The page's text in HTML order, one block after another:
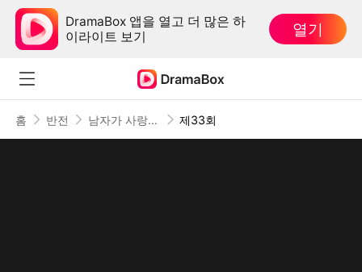
DramaBox 앱을 열고 더 많은 하
이라이트 보기
열기
홈 반전 남자가 사랑하지 않을 때 제33회